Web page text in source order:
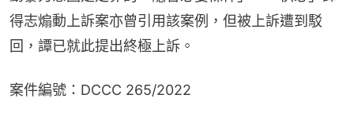
得志煽動上訴案亦曾引用該案例，但被上訴遭到駁
回，譚已就此提出終極上訴。
案件編號：DCCC 265/2022